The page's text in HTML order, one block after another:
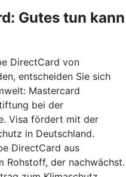
Gutes tun kann
DirectCard von
entscheiden Sie sich
Mastercard
bei der
Visa fördert mit der
in Deutschland.
DirectCard aus
Rohstoff, der nachwächst.